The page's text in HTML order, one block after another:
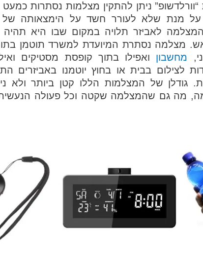
ניתן להתקין מצלמות נסתרות כמעט
על מנת שלא לעורר חשד על הימצאותה
לאביזר תלויה במקום שבו היא תהיה
מצלמה נסתרת המיועדת למשרד תוטמן
מחשבון ואפילו בתוך קופסת מסטיקים
לצילום בבית או בחוץ יוטמנו באביזרים
גודלן של המצלמות הללו קטן ביותר ולא
מה גם שהמצלמה שקטה וכל פעולה